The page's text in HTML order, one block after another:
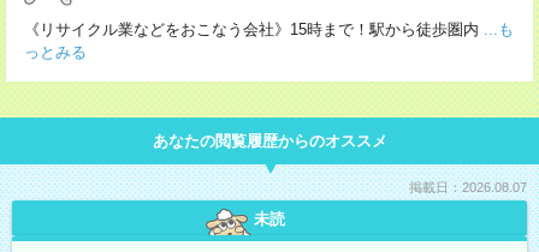
《リサイクル業などをおこなう会社》15時まで！駅から徒歩圏内 ...も
っとみる
あなたの閲覧履歴からのオススメ
掲載日：2026.08.07
未読